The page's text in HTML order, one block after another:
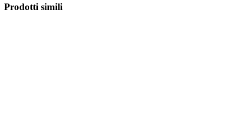
Prodotti simili